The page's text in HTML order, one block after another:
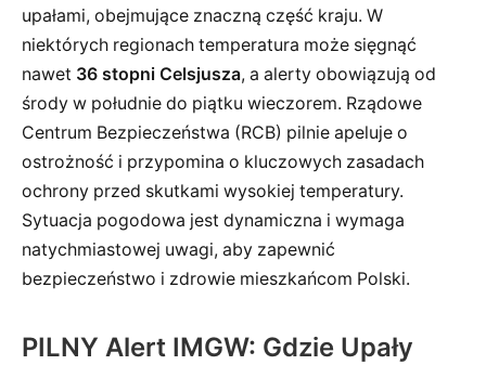
upałami, obejmujące znaczną część kraju. W
niektórych regionach temperatura może sięgnąć
nawet 36 stopni Celsjusza, a alerty obowiązują od
środy w południe do piątku wieczorem. Rządowe
Centrum Bezpieczeństwa (RCB) pilnie apeluje o
ostrożność i przypomina o kluczowych zasadach
ochrony przed skutkami wysokiej temperatury.
Sytuacja pogodowa jest dynamiczna i wymaga
natychmiastowej uwagi, aby zapewnić
bezpieczeństwo i zdrowie mieszkańcom Polski.
PILNY Alert IMGW: Gdzie Upały